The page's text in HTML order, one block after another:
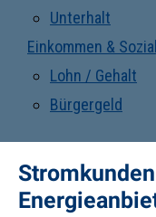
Unterhalt
Einkommen &
Lohn / Gehalt
Bürgergeld